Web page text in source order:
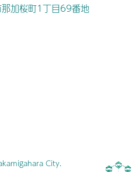
加桜町1丁目69番地
City.